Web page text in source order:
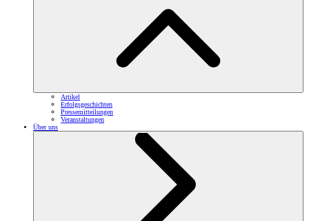
Artikel
Erfolgsgeschichten
Pressemitteilungen
Veranstaltungen
Über uns